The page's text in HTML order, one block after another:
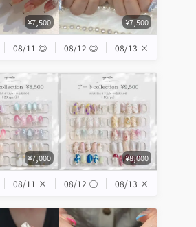
¥7,500 ¥7,500
08/11 ◎ 08/12 ◎ 08/13 ×
¥7,000 ¥8,000
08/11 × 08/12 ◯ 08/13 ×